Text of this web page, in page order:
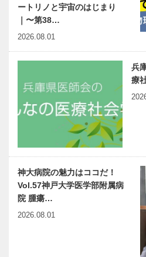
ートリノと宇宙のはじまり
｜〜第38…
2026.08.01
兵
療
神大病院の魅力はココだ！
Vol.57神戸大学医学部附属病
院 腫瘍…
2026.08.01